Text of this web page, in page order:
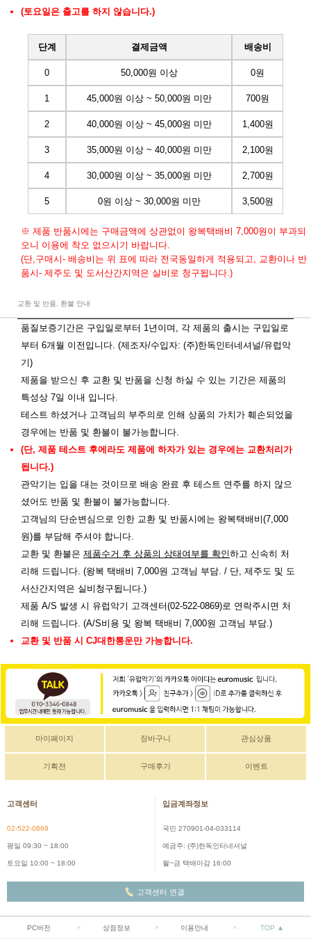
(토요일은 출고를 하지 않습니다.)
단계 결제금액 배송비
0 50,000원 이상 0원
1 45,000원 이상 ~ 50,000원 미만 700원
2 40,000원 이상 ~ 45,000원 미만 1,400원
3 35,000원 이상 ~ 40,000원 미만 2,100원
4 30,000원 이상 ~ 35,000원 미만 2,700원
5 0원 이상 ~ 30,000원 미만 3,500원
※ 제품 반품시에는 구매금액에 상관없이 왕복택배비 7,000원이 부과되
오니 이용에 착오 없으시기 바랍니다.
(단,구매시- 배송비는 위 표에 따라 전국동일하게 적용되고, 교환이나 반
품시- 제주도 및 도서산간지역은 실비로 청구됩니다.)
교환 및 반품, 환불 안내
품질보증기간은 구입일로부터 1년이며, 각 제품의 출시는 구입일로
부터 6개월 이전입니다. (제조자/수입자: (주)한독인터네셔널/유럽악
기)
제품을 받으신 후 교환 및 반품을 신청 하실 수 있는 기간은 제품의
특성상 7일 이내 입니다.
테스트 하셨거나 고객님의 부주의로 인해 상품의 가치가 훼손되었을
경우에는 반품 및 환불이 불가능합니다.
(단, 제품 테스트 후에라도 제품에 하자가 있는 경우에는 교환처리가
됩니다.)
관악기는 입을 대는 것이므로 배송 완료 후 테스트 연주를 하지 않으
셨어도 반품 및 환불이 불가능합니다.
고객님의 단순변심으로 인한 교환 및 반품시에는 왕복택배비(7,000
원)를 부담해 주셔야 합니다.
교환 및 환불은 제품수거 후 상품의 상태여부를 확인하고 신속히 처
리해 드립니다. (왕복 택배비 7,000원 고객님 부담. / 단, 제주도 및 도
서산간지역은 실비청구됩니다.)
제품 A/S 발생 시 유럽악기 고객센터(02-522-0869)로 연락주시면 처
리해 드립니다. (A/S비용 및 왕복 택배비 7,000원 고객님 부담.)
교환 및 반품 시 CJ대한통운만 가능합니다.
마이페이지 장바구니 관심상품
기획전 구매후기 이벤트
고객센터
02-522-0869
평일 09:30 ~ 18:00
토요일 10:00 ~ 18:00
입금계좌정보
국민 270901-04-033114
예금주: (주)한독인터네셔널
월~금 택배마감 16:00
고객센터 연결
PC버전 상점정보 이용안내 TOP ▲